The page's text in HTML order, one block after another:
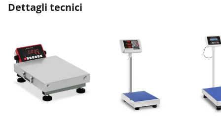
Dettagli tecnici